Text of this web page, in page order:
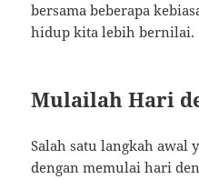
bersama beberapa
hidup kita lebih bernilai.
Mulailah Hari
Salah satu langkah awal
dengan memulai hari